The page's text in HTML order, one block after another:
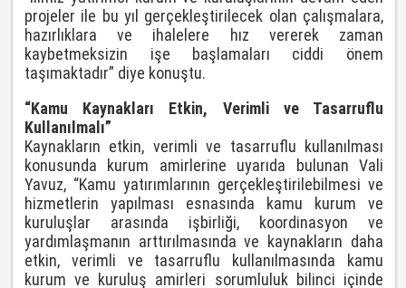
projeler ile bu yıl gerçekleştirilecek olan çalışmalara,
hazırlıklara ve ihalelere hız vererek zaman
kaybetmeksizin işe başlamaları ciddi önem
taşımaktadır” diye konuştu.
“Kamu Kaynakları Etkin, Verimli ve Tasarruflu
Kullanılmalı”
Kaynakların etkin, verimli ve tasarruflu kullanılması
konusunda kurum amirlerine uyarıda bulunan Vali
Yavuz, “Kamu yatırımlarının gerçekleştirilebilmesi ve
hizmetlerin yapılması esnasında kamu kurum ve
kuruluşlar arasında işbirliği, koordinasyon ve
yardımlaşmanın arttırılmasında ve kaynakların daha
etkin, verimli ve tasarruflu kullanılmasında kamu
kurum ve kuruluş amirleri sorumluluk bilinci içinde